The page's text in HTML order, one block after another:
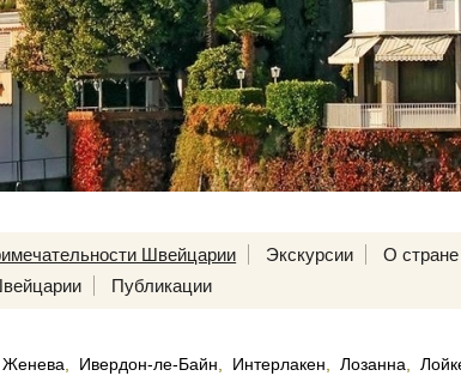
Швейцарии Экскурсии О стране
Публикации
Женева Ивердон-ле-Байн Интерлакен Лозанна